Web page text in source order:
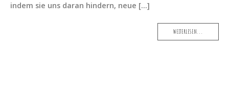
indem sie uns daran hindern, neue […]
WEITERLESEN...